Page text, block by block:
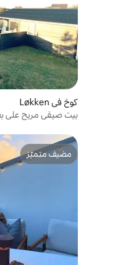
كوخ في Løkken
مضيف متميّز
مضيف متميّز